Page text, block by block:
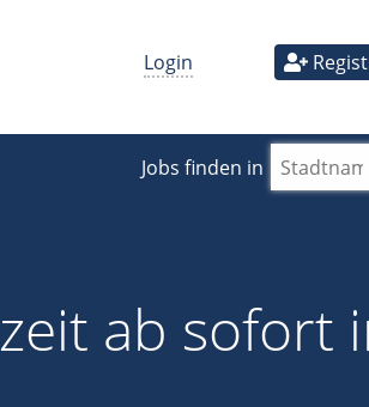
Login
Jobs finden in
ab sofort